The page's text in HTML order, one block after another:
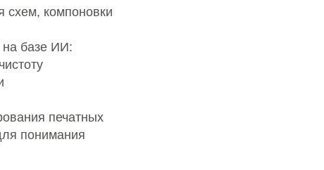
схем, компоновки
на базе ИИ:
печатных
понимания